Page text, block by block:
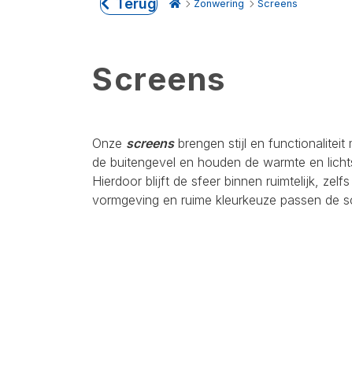
Terug Zonwering Screens
Screens
Onze screensbrengen stijl en functionaliteit
de buitengevel en houden de warmte en
Hierdoor blijft de sfeer binnen ruimtelijk,
vormgeving en ruime kleurkeuze passen de